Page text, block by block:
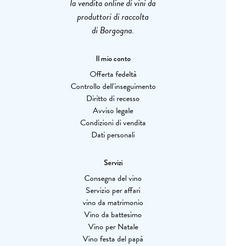
la vendita online di vini da
produttori di raccolta
di Borgogna.
Il mio conto
Offerta fedeltà
Controllo dell'inseguimento
Diritto di recesso
Avviso legale
Condizioni di vendita
Dati personali
Servizi
Consegna del vino
Servizio per affari
vino da matrimonio
Vino da battesimo
Vino per Natale
Vino festa del papà